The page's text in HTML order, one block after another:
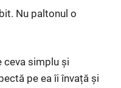
Nu paltonul o
ceva simplu și
pe ea îi învață și